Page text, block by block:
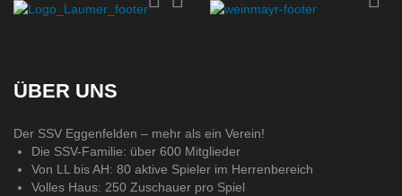
ÜBER UNS
Der SSV Eggenfelden – mehr als ein Verein!
Die SSV-Familie: über 600 Mitglieder
Von LL bis AH: 80 aktive Spieler im Herrenbereich
Volles Haus: 250 Zuschauer pro Spiel